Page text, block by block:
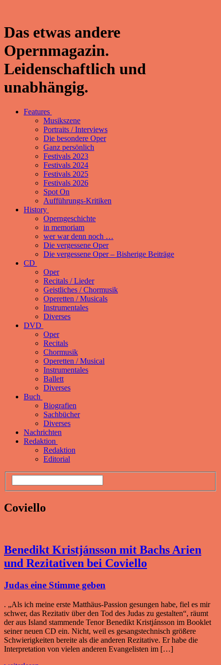
Das etwas andere
Opernmagazin.
Leidenschaftlich und
unabhängig.
Features
Musikszene
Portraits / Interviews
Die besondere Oper
Ganz persönlich
Festivals 2023
Festivals 2024
Festivals 2025
Festivals 2026
Spot On
Aufführungs-Kritiken
History
Operngeschichte
in memoriam
wer war denn noch …
Die vergessene Oper
Die vergessene Oper – Bisherige Beiträge
CD
Oper
Recitals / Lieder
Geistliches / Chormusik
Operetten / Musicals
Instrumentales
Diverses
DVD
Oper
Recitals
Chormusik
Operetten / Musical
Instrumentales
Ballett
Diverses
Buch
Biografien
Sachbücher
Diverses
Nachrichten
Redaktion
Redaktion
Editorial
Coviello
Benedikt Kristjánsson mit Bachs Arien
und Rezitativen bei Coviello
Judas eine Stimme geben
. „Als ich meine erste Matthäus-Passion gesungen habe, fiel es mir
schwer, das Rezitativ über den Tod des Judas zu gestalten“, räumt
der aus Island stammende Tenor Benedikt Kristjánsson im Booklet
seiner neuen CD ein. Nicht, weil es gesangstechnisch größere
Schwierigkeiten bereite als die anderen Rezitative. Er habe die
Interpretation von vielen anderen Evangelisten im […]